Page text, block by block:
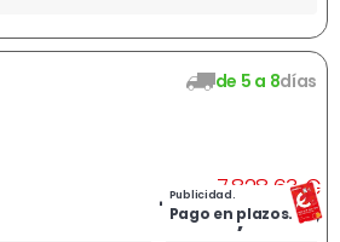
de 5 a 8días
7.828,63 €
Ahora
7.182,23 €
Publicidad.
Pago en plazos.